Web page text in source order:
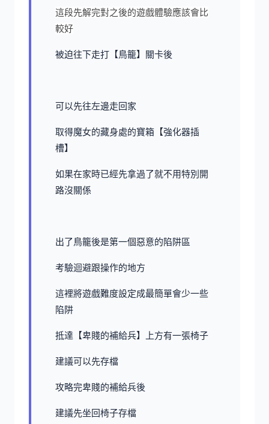
這段先解完對之後的遊戲體驗應該會比
較好
被迫往下走打【鳥籠】關卡後
可以先往左邊走回家
取得魔女的藏身處的寶箱【強化器插
槽】
如果在家時已經先拿過了就不用特別開
路沒關係
出了鳥籠後是第一個惡意的陷阱區
考驗迴避跟操作的地方
這裡將遊戲難度設定成最簡單會少一些
陷阱
抵達【卑賤的補給兵】上方有一張椅子
建議可以先存檔
攻略完卑賤的補給兵後
建議先坐回椅子存檔